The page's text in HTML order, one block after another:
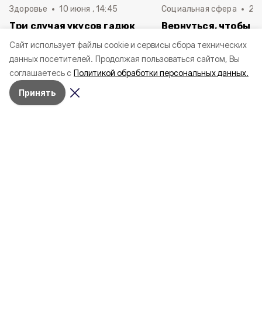
Cайт использует файлы cookie и сервисы сбора технических
данных посетителей. Продолжая пользоваться сайтом, Вы
соглашаетесь с Политикой обработки персональных данных.
Принять
Здоровье 10 июня , 14:45
Три случая укусов гадюк
Белгородской области с
начала года
Социальная сфера 20
Вернуться, чтобы
в Белгородскую
пять лет